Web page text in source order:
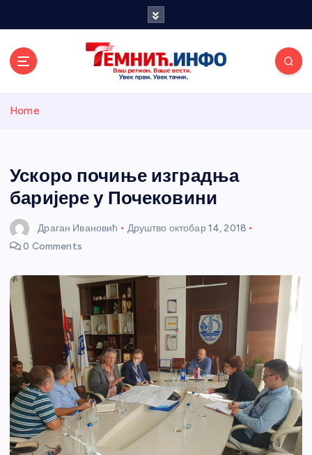
и портал
Home
Ускоро почиње изградња
баријере у Почековини
Драган Ивановић Друштво октобар 14, 2018
0 Comments